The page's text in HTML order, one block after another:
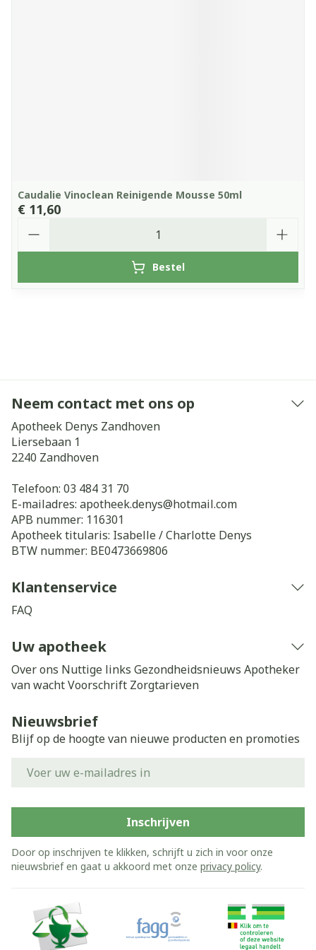
Caudalie Vinoclean Reinigende Mousse 50ml
€ 11,60
Bestel
Neem contact met ons op
Apotheek Denys Zandhoven
Liersebaan 1
2240 Zandhoven
Telefoon: 03 484 31 70
E-mailadres: apotheek.denys@hotmail.com
APB nummer: 116301
Apotheek titularis: Isabelle / Charlotte Denys
BTW nummer: BE0473669806
Klantenservice
FAQ
Uw apotheek
Over ons Nuttige links Gezondheidsnieuws Apotheker
van wachtVoorschrift Zorgtarieven
Nieuwsbrief
Blijf op de hoogte van nieuwe producten en promoties
Inschrijven
Door op inschrijven te klikken, schrijft u zich in voor onze
nieuwsbrief en gaat u akkoord met onze privacy policy.